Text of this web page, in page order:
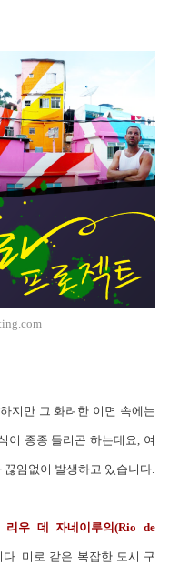
지만 그 화려한 이면 속에는
이 종종 들리곤 하는데요, 여
임없이 발생하고 있습니다.
리우 데 자네이루의(Rio de
. 미로 같은 복잡한 도시 구